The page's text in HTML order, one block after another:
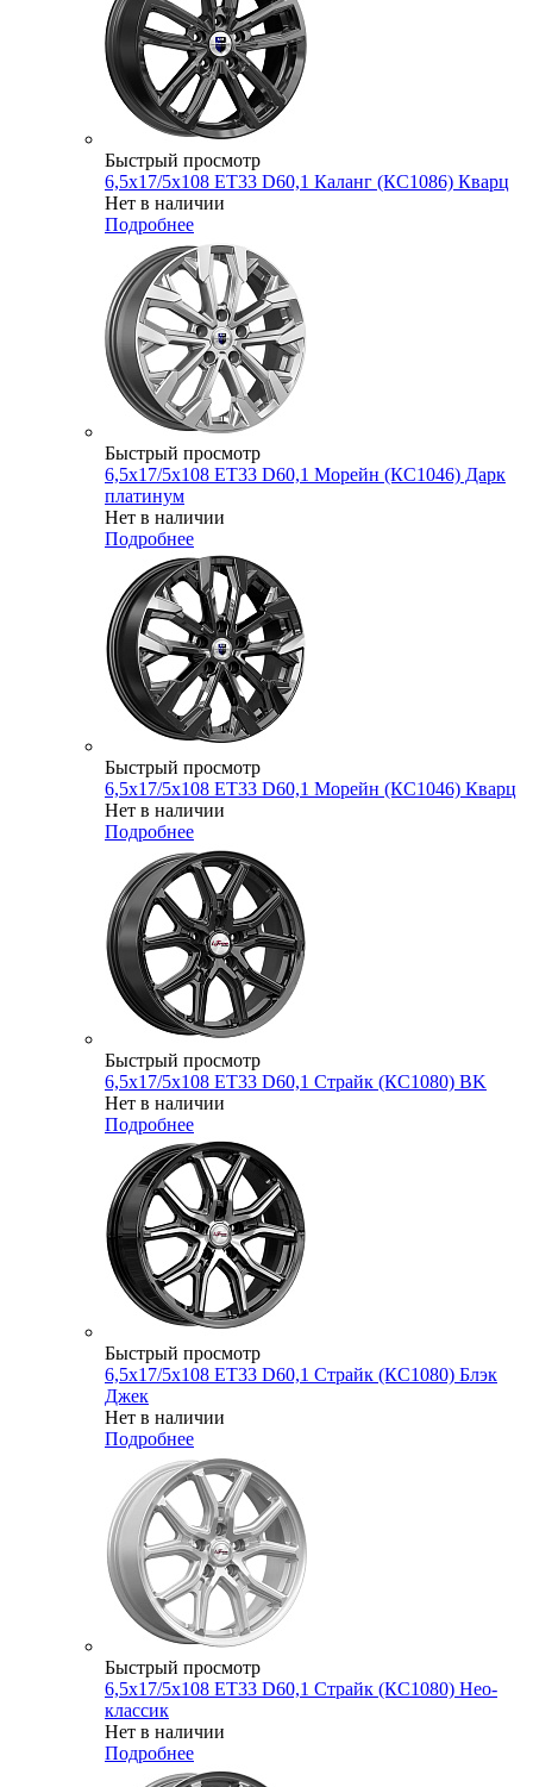
Быстрый просмотр
6,5x17/5x108 ET33 D60,1 Каланг (КС1086) Кварц
Нет в наличии
Подробнее
Быстрый просмотр
6,5x17/5x108 ET33 D60,1 Морейн (КС1046) Дарк
платинум
Нет в наличии
Подробнее
Быстрый просмотр
6,5x17/5x108 ET33 D60,1 Морейн (КС1046) Кварц
Нет в наличии
Подробнее
Быстрый просмотр
6,5x17/5x108 ET33 D60,1 Страйк (КС1080) BK
Нет в наличии
Подробнее
Быстрый просмотр
6,5x17/5x108 ET33 D60,1 Страйк (КС1080) Блэк
Джек
Нет в наличии
Подробнее
Быстрый просмотр
6,5x17/5x108 ET33 D60,1 Страйк (КС1080) Нео-
классик
Нет в наличии
Подробнее